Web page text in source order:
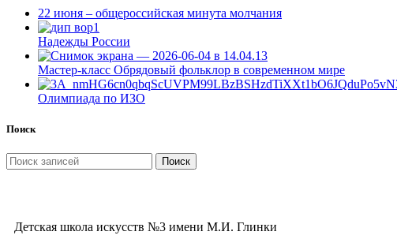
22 июня – общероссийская минута молчания
Надежды России
Мастер-класс Обрядовый фольклор в современном мире
Олимпиада по ИЗО
Поиск
Поиск
Детская школа искусств №3 имени М.И. Глинки